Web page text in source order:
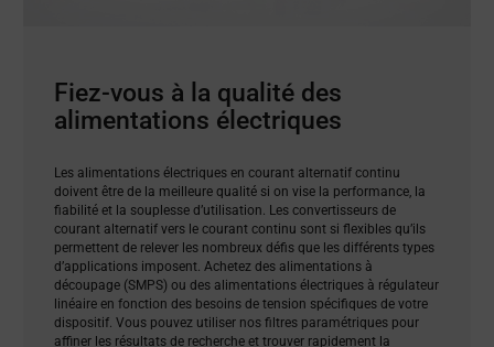
Fiez-vous à la qualité des
alimentations électriques
Les alimentations électriques en courant alternatif continu
doivent être de la meilleure qualité si on vise la performance, la
fiabilité et la souplesse d’utilisation. Les convertisseurs de
courant alternatif vers le courant continu sont si flexibles qu’ils
permettent de relever les nombreux défis que les différents types
d’applications imposent. Achetez des alimentations à
découpage (SMPS) ou des alimentations électriques à régulateur
linéaire en fonction des besoins de tension spécifiques de votre
dispositif. Vous pouvez utiliser nos filtres paramétriques pour
affiner les résultats de recherche et trouver rapidement la